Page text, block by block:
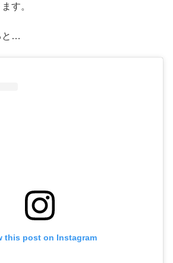
す。
と…
this post on Instagram